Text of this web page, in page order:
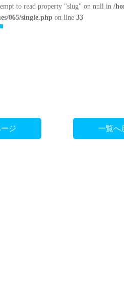
to read property "slug" on null in/
065/single.php on line33
ジ 一覧へ